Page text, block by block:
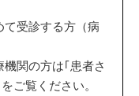
受診する方（病
関の方は｢患者さ
ご覧ください。